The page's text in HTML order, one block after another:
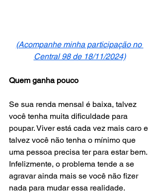
(Acompanhe minha participação no
Central 98 de 18/11/2024)
Quem ganha pouco
Se sua renda mensal é baixa, talvez
você tenha muita dificuldade para
poupar. Viver está cada vez mais caro e
talvez você não tenha o mínimo que
uma pessoa precisa ter para estar bem.
Infelizmente, o problema tende a se
agravar ainda mais se você não fizer
nada para mudar essa realidade.